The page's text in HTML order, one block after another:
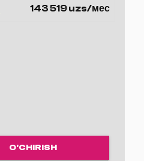
143 519 uzs/мес
O'CHIRISH